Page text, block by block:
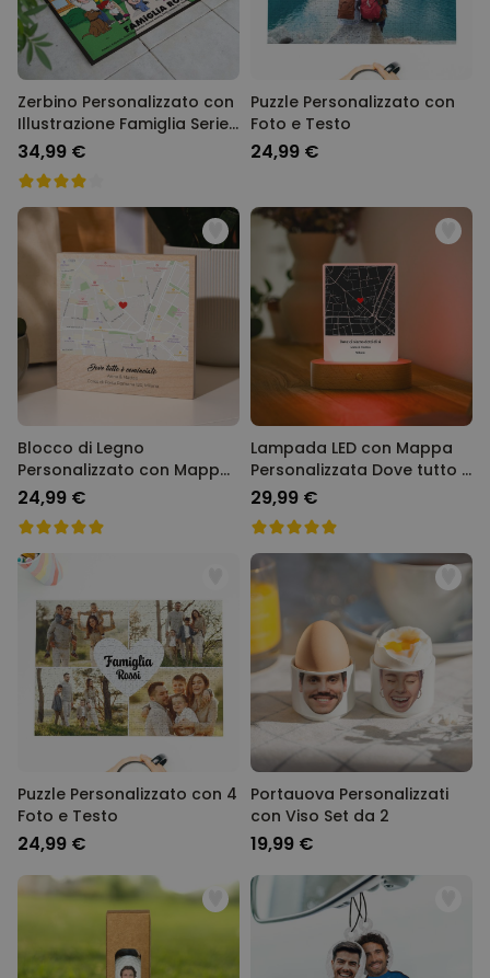
Zerbino Personalizzato con
Illustrazione Famiglia Serie
Animata
34,99 €
Puzzle Personalizzato con
Foto e Testo
24,99 €
Blocco di Legno
Personalizzato con Mappa
Dove tutto è iniziato
24,99 €
Lampada LED con Mappa
Personalizzata Dove tutto è
cominciato
29,99 €
Puzzle Personalizzato con 4
Foto e Testo
24,99 €
Portauova Personalizzati
con Viso Set da 2
19,99 €